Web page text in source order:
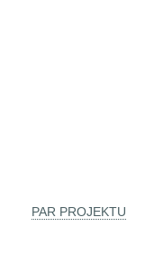
PAR PROJEKTU